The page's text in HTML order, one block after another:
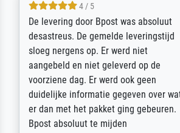
5 / 5
Sehr gute Qualität des Leinwanddrucks
und des Rahmens! Unser Bild wurde
sehr sorgfältig und sicher verpackt, so
dass es unbeschadet bei uns ankam. Es
wird nicht unser letzter Meisterdruck
sein. Vielen Dank!